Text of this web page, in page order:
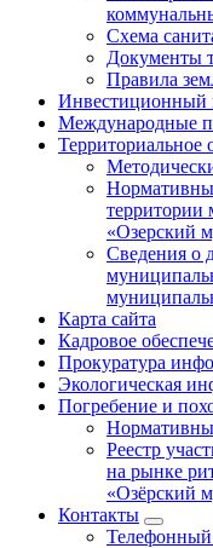
Схема
Документы
Правила
Инвестиционный
Международные
Территориальное
территории
«Озерский
Сведения о
Карта сайта
Кадровое
Прокуратура
Экологическая
Погребение и
Реестр
на рынке
«Озёрский
Контакты